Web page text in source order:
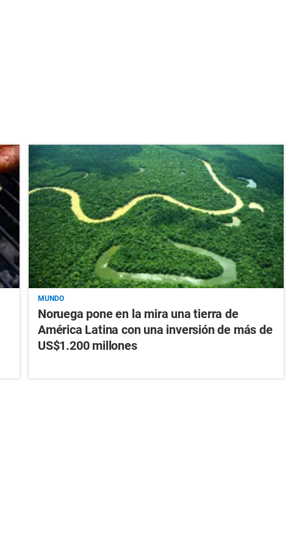
MUNDO
Noruega pone en la mira una tierra de
América Latina con una inversión de más de
US$1.200 millones